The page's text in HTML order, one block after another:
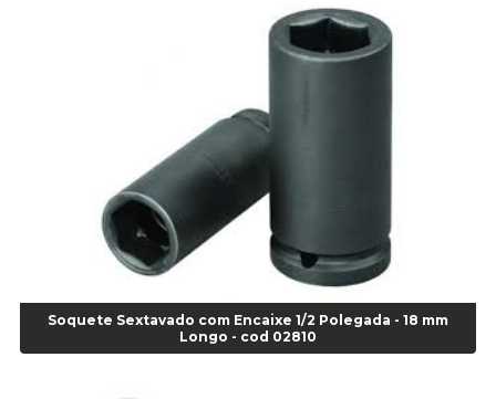
Alicate para Abracadeira 3/16" x 1.3/16" 29840 - Gedore - Cod 02174
Alicate para Anéis Internos Bico Curvo - Gedore J21 - Cod 00893
Alicate para Anéis Tipo Trava Câmbio 8134 Gedore - Cod 02008
Alicate para Balanceamento - Cod 03078
Alicate para trava de cambio 398 11" - Corneta - Cod 03113
Alicate Universal - Cod 01718
Alicate Universal 8" Gedore - Cod 00133
Anel Centralizador Fiat 4 pçs - Amarelo - Cod 00517
Anel Centralizador Ford 4pçs - Verde - Cod 00518
Soquete Sextavado com Encaixe 1/2 Polegada - 18 mm
Longo - cod 02810